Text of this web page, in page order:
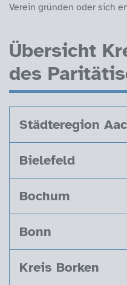
Verein gründen oder sich
Übersicht
des
Städteregion
Bielefeld
Bochum
Bonn
Kreis Borken